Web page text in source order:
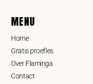
MENU
Home
Gratis proefles
Over Flaminga
Contact